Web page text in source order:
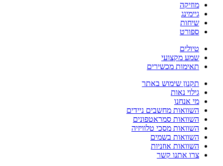
מוזיקה
גיימינג
שיחות
ספורט
טיולים
שמע מקצועי
תאימות מכשירים
תקנון שימוש באתר
גילוי נאות
מי אנחנו
השוואות מחשבים ניידים
השוואות סמראטפונים
השוואות מסכי טלוויזיה
השוואות בשמים
השוואות אוזניות
צרו אתנו קשר